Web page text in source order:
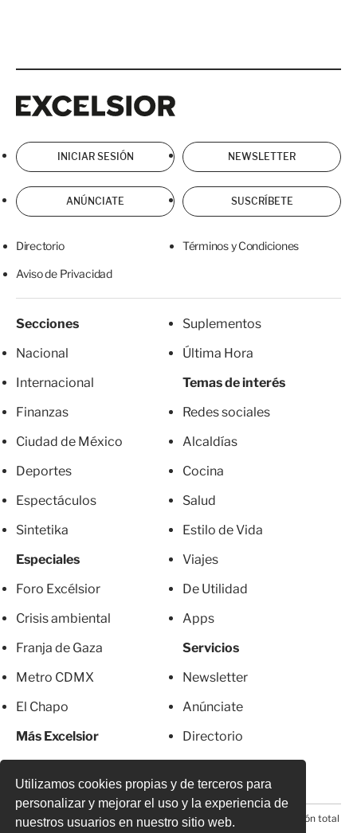
Utilizamos cookies propias y de terceros para
personalizar y mejorar el uso y la experiencia de
nuestros usuarios en nuestro sitio web.
INICIAR SESIÓN NEWSLETTER
ANÚNCIATE SUSCRÍBETE
Directorio Términos y Condiciones
Aviso de Privacidad
Secciones
Nacional
Internacional
Finanzas
Ciudad de México
Deportes
Espectáculos
Sintetika
Especiales
Foro Excélsior
Crisis ambiental
Franja de Gaza
Metro CDMX
El Chapo
Más Excelsior
Suplementos
Última Hora
Temas de interés
Redes sociales
Alcaldías
Cocina
Salud
Estilo de Vida
Viajes
De Utilidad
Apps
Servicios
Newsletter
Anúnciate
Directorio
© 2026 Todos los derechos reservados. Prohibida la reproducción total
o parcial, incluyendo cualquier medio electrónico*